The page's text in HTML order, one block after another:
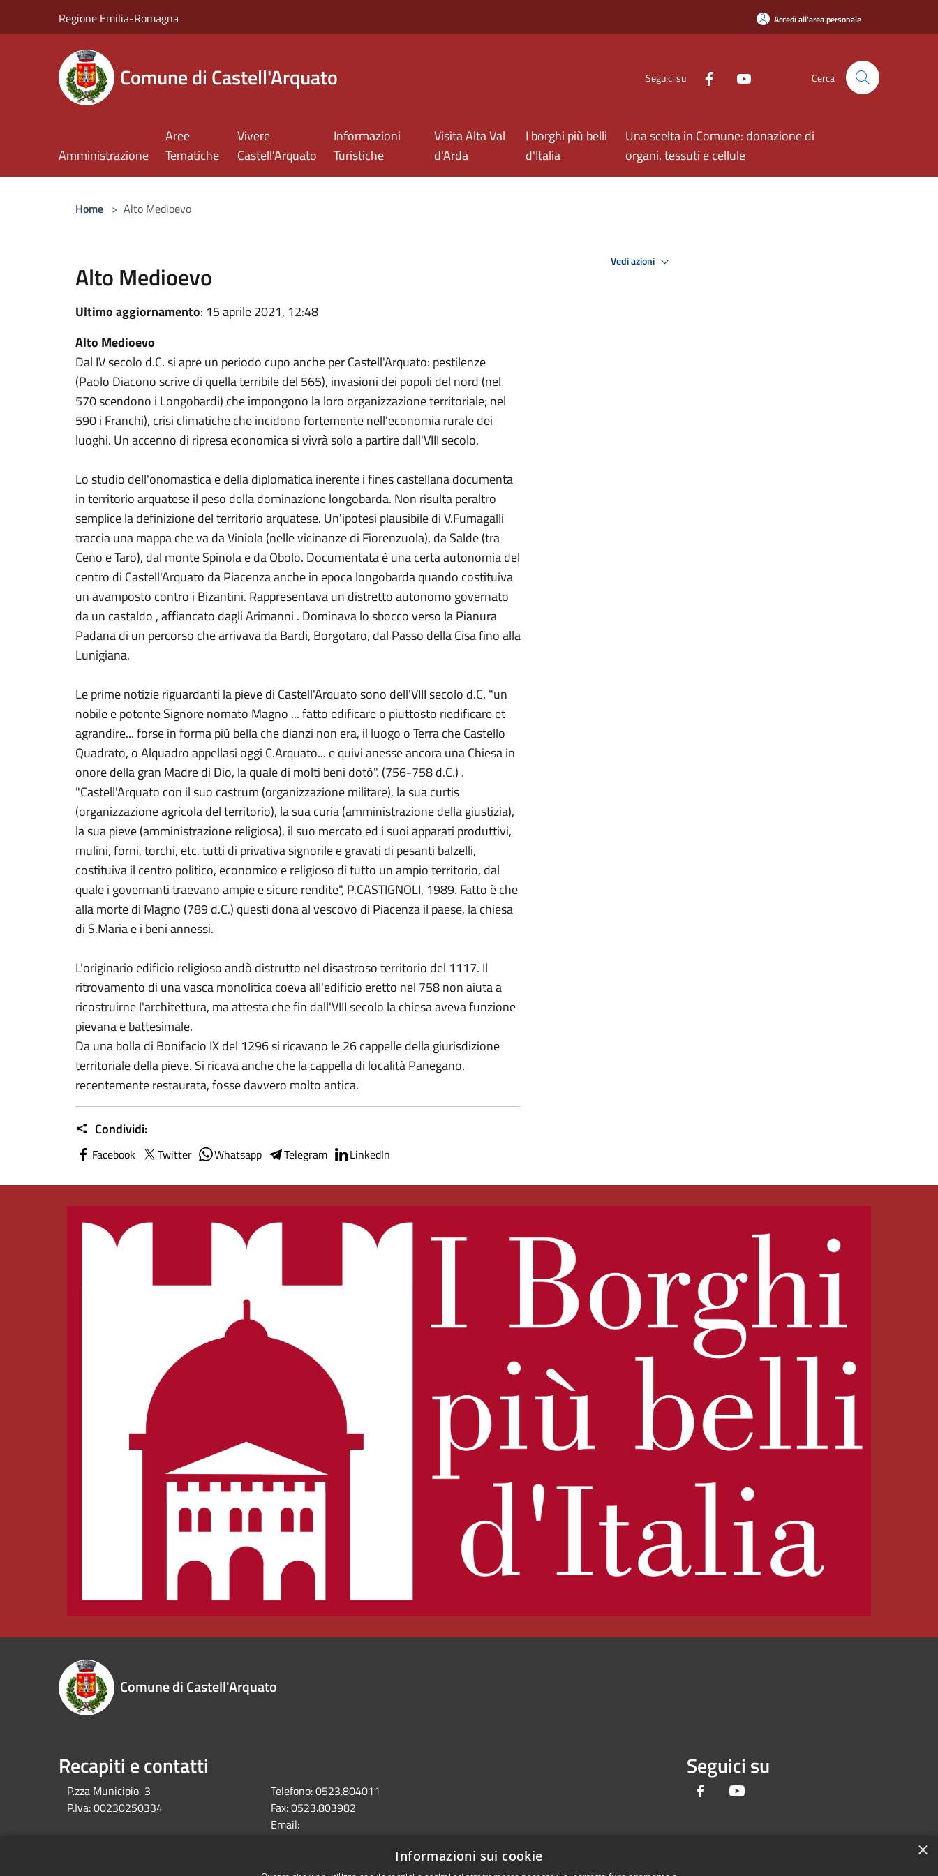
Regione Emilia-Romagna Accedi all'area personale
Comune di Castell'Arquato Seguici su Cerca
Amministrazione
Aree
Tematiche
Vivere
Castell'Arquato
Informazioni
Turistiche
Visita Alta Val
d'Arda
I borghi più belli
d'Italia
Una scelta in Comune: donazione di
organi, tessuti e cellule
Home > Alto Medioevo
Alto Medioevo
Ultimo aggiornamento: 15 aprile 2021, 12:48
Alto Medioevo
Dal IV secolo d.C. si apre un periodo cupo anche per Castell'Arquato: pestilenze
(Paolo Diacono scrive di quella terribile del 565), invasioni dei popoli del nord (nel
570 scendono i Longobardi) che impongono la loro organizzazione territoriale; nel
590 i Franchi), crisi climatiche che incidono fortemente nell'economia rurale dei
luoghi. Un accenno di ripresa economica si vivrà solo a partire dall'VIII secolo.
Lo studio dell'onomastica e della diplomatica inerente i fines castellana documenta
in territorio arquatese il peso della dominazione longobarda. Non risulta peraltro
semplice la definizione del territorio arquatese. Un'ipotesi plausibile di V.Fumagalli
traccia una mappa che va da Viniola (nelle vicinanze di Fiorenzuola), da Salde (tra
Ceno e Taro), dal monte Spinola e da Obolo. Documentata è una certa autonomia del
centro di Castell'Arquato da Piacenza anche in epoca longobarda quando costituiva
un avamposto contro i Bizantini. Rappresentava un distretto autonomo governato
da un castaldo , affiancato dagli Arimanni . Dominava lo sbocco verso la Pianura
Padana di un percorso che arrivava da Bardi, Borgotaro, dal Passo della Cisa fino alla
Lunigiana.
Le prime notizie riguardanti la pieve di Castell'Arquato sono dell'VIII secolo d.C. "un
nobile e potente Signore nomato Magno ... fatto edificare o piuttosto riedificare et
agrandire... forse in forma più bella che dianzi non era, il luogo o Terra che Castello
Quadrato, o Alquadro appellasi oggi C.Arquato... e quivi anesse ancora una Chiesa in
onore della gran Madre di Dio, la quale di molti beni dotò". (756-758 d.C.) .
"Castell'Arquato con il suo castrum (organizzazione militare), la sua curtis
(organizzazione agricola del territorio), la sua curia (amministrazione della giustizia),
la sua pieve (amministrazione religiosa), il suo mercato ed i suoi apparati produttivi,
mulini, forni, torchi, etc. tutti di privativa signorile e gravati di pesanti balzelli,
costituiva il centro politico, economico e religioso di tutto un ampio territorio, dal
quale i governanti traevano ampie e sicure rendite", P.CASTIGNOLI, 1989. Fatto è che
alla morte di Magno (789 d.C.) questi dona al vescovo di Piacenza il paese, la chiesa
di S.Maria e i beni annessi.
L'originario edificio religioso andò distrutto nel disastroso territorio del 1117. Il
ritrovamento di una vasca monolitica coeva all'edificio eretto nel 758 non aiuta a
ricostruirne l'architettura, ma attesta che fin dall'VIII secolo la chiesa aveva funzione
pievana e battesimale.
Da una bolla di Bonifacio IX del 1296 si ricavano le 26 cappelle della giurisdizione
territoriale della pieve. Si ricava anche che la cappella di località Panegano,
recentemente restaurata, fosse davvero molto antica.
Condividi:
Facebook Twitter Whatsapp Telegram LinkedIn
Vedi azioni
Comune di Castell'Arquato
Recapiti e contatti
P.zza Municipio, 3
P.Iva:00230250334
Telefono:0523.804011
Fax:0523.803982
Email:
Seguici su
Facebook
×
Informazioni sui cookie